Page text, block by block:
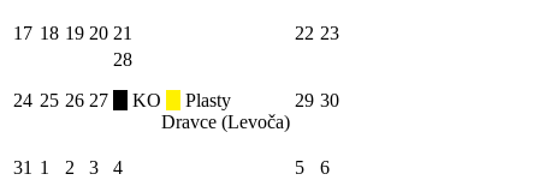
17 18 19 20 21 22 23
24 25 26 27
28
KO
Plasty
Dravce (Levoča)
29 30
31 1 2 3 4 5
6